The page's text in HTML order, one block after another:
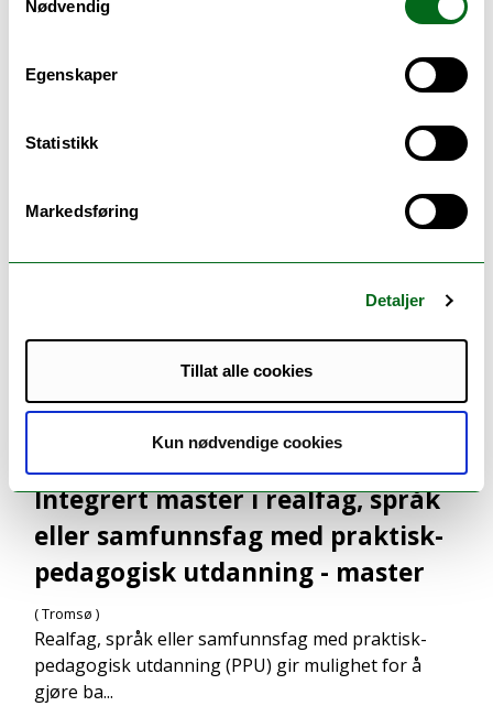
Nødvendig
Egenskaper
Statistikk
Markedsføring
Detaljer
Tillat alle cookies
Kun nødvendige cookies
ANDRE STUDIER DU KANSKJE VIL LIKE
Integrert master i realfag, språk
eller samfunnsfag med praktisk-
pedagogisk utdanning - master
( Tromsø )
Realfag, språk eller samfunnsfag med praktisk-
pedagogisk utdanning (PPU) gir mulighet for å
gjøre ba...